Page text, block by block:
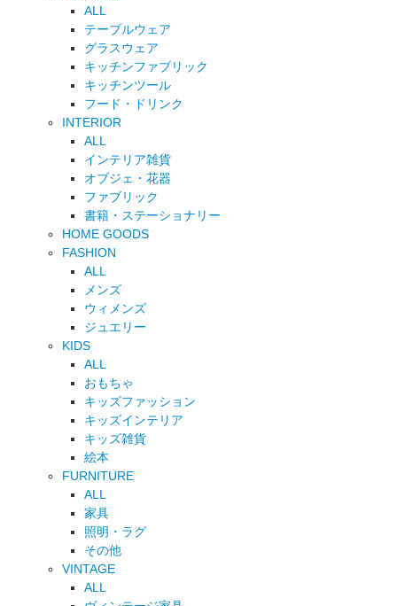
ALL
テーブルウェア
グラスウェア
キッチンファブリック
キッチンツール
フード・ドリンク
INTERIOR
ALL
インテリア雑貨
オブジェ・花器
ファブリック
書籍・ステーショナリー
HOME GOODS
FASHION
ALL
メンズ
ウィメンズ
ジュエリー
KIDS
ALL
おもちゃ
キッズファッション
キッズインテリア
キッズ雑貨
絵本
FURNITURE
ALL
家具
照明・ラグ
その他
VINTAGE
ALL